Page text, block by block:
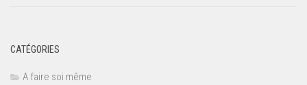
CATÉGORIES
A faire soi même